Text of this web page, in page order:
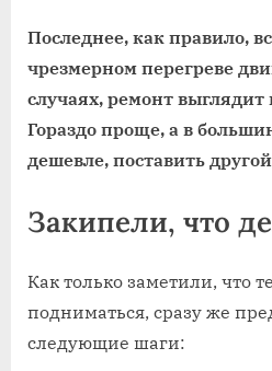
Последнее, как правило,
чрезмерном перегреве
случаях, ремонт выглядит
Гораздо проще, а в
дешевле, поставить
Закипели, что
Как только заметили, что
подниматься, сразу же
следующие шаги: